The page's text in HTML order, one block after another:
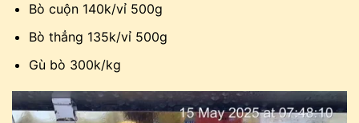
Bò cuộn 140k/vỉ 500g
Bò thẳng 135k/vỉ 500g
Gù bò 300k/kg